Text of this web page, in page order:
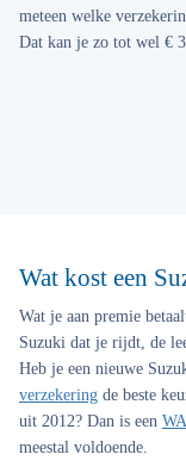
meteen welke
Dat kan je zo tot wel €
Wat kost een
Wat je aan premie
Suzuki dat je rijdt, de
Heb je een nieuwe
verzekering de beste
uit 2012? Dan is een
meestal voldoende.